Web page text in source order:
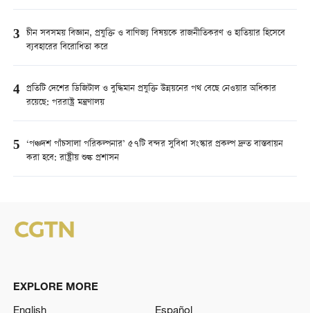
3 চীন সবসময় বিজ্ঞান, প্রযুক্তি ও বাণিজ্য বিষয়কে রাজনীতিকরণ ও হাতিয়ার হিসেবে
ব্যবহারের বিরোধিতা করে
4 প্রতিটি দেশের ডিজিটাল ও বুদ্ধিমান প্রযুক্তি উন্নয়নের পথ বেছে নেওয়ার অধিকার
রয়েছে: পররাষ্ট্র মন্ত্রণালয়
5 ‘পঞ্চদশ পাঁচসালা পরিকল্পনার’ ৫৭টি বন্দর সুবিধা সংস্কার প্রকল্প দ্রুত বাস্তবায়ন
করা হবে: রাষ্ট্রীয় শুল্ক প্রশাসন
EXPLORE MORE
English
Español